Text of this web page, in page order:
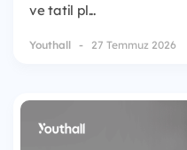
ve tatil pl...
Youthall 27 Temmuz 2026